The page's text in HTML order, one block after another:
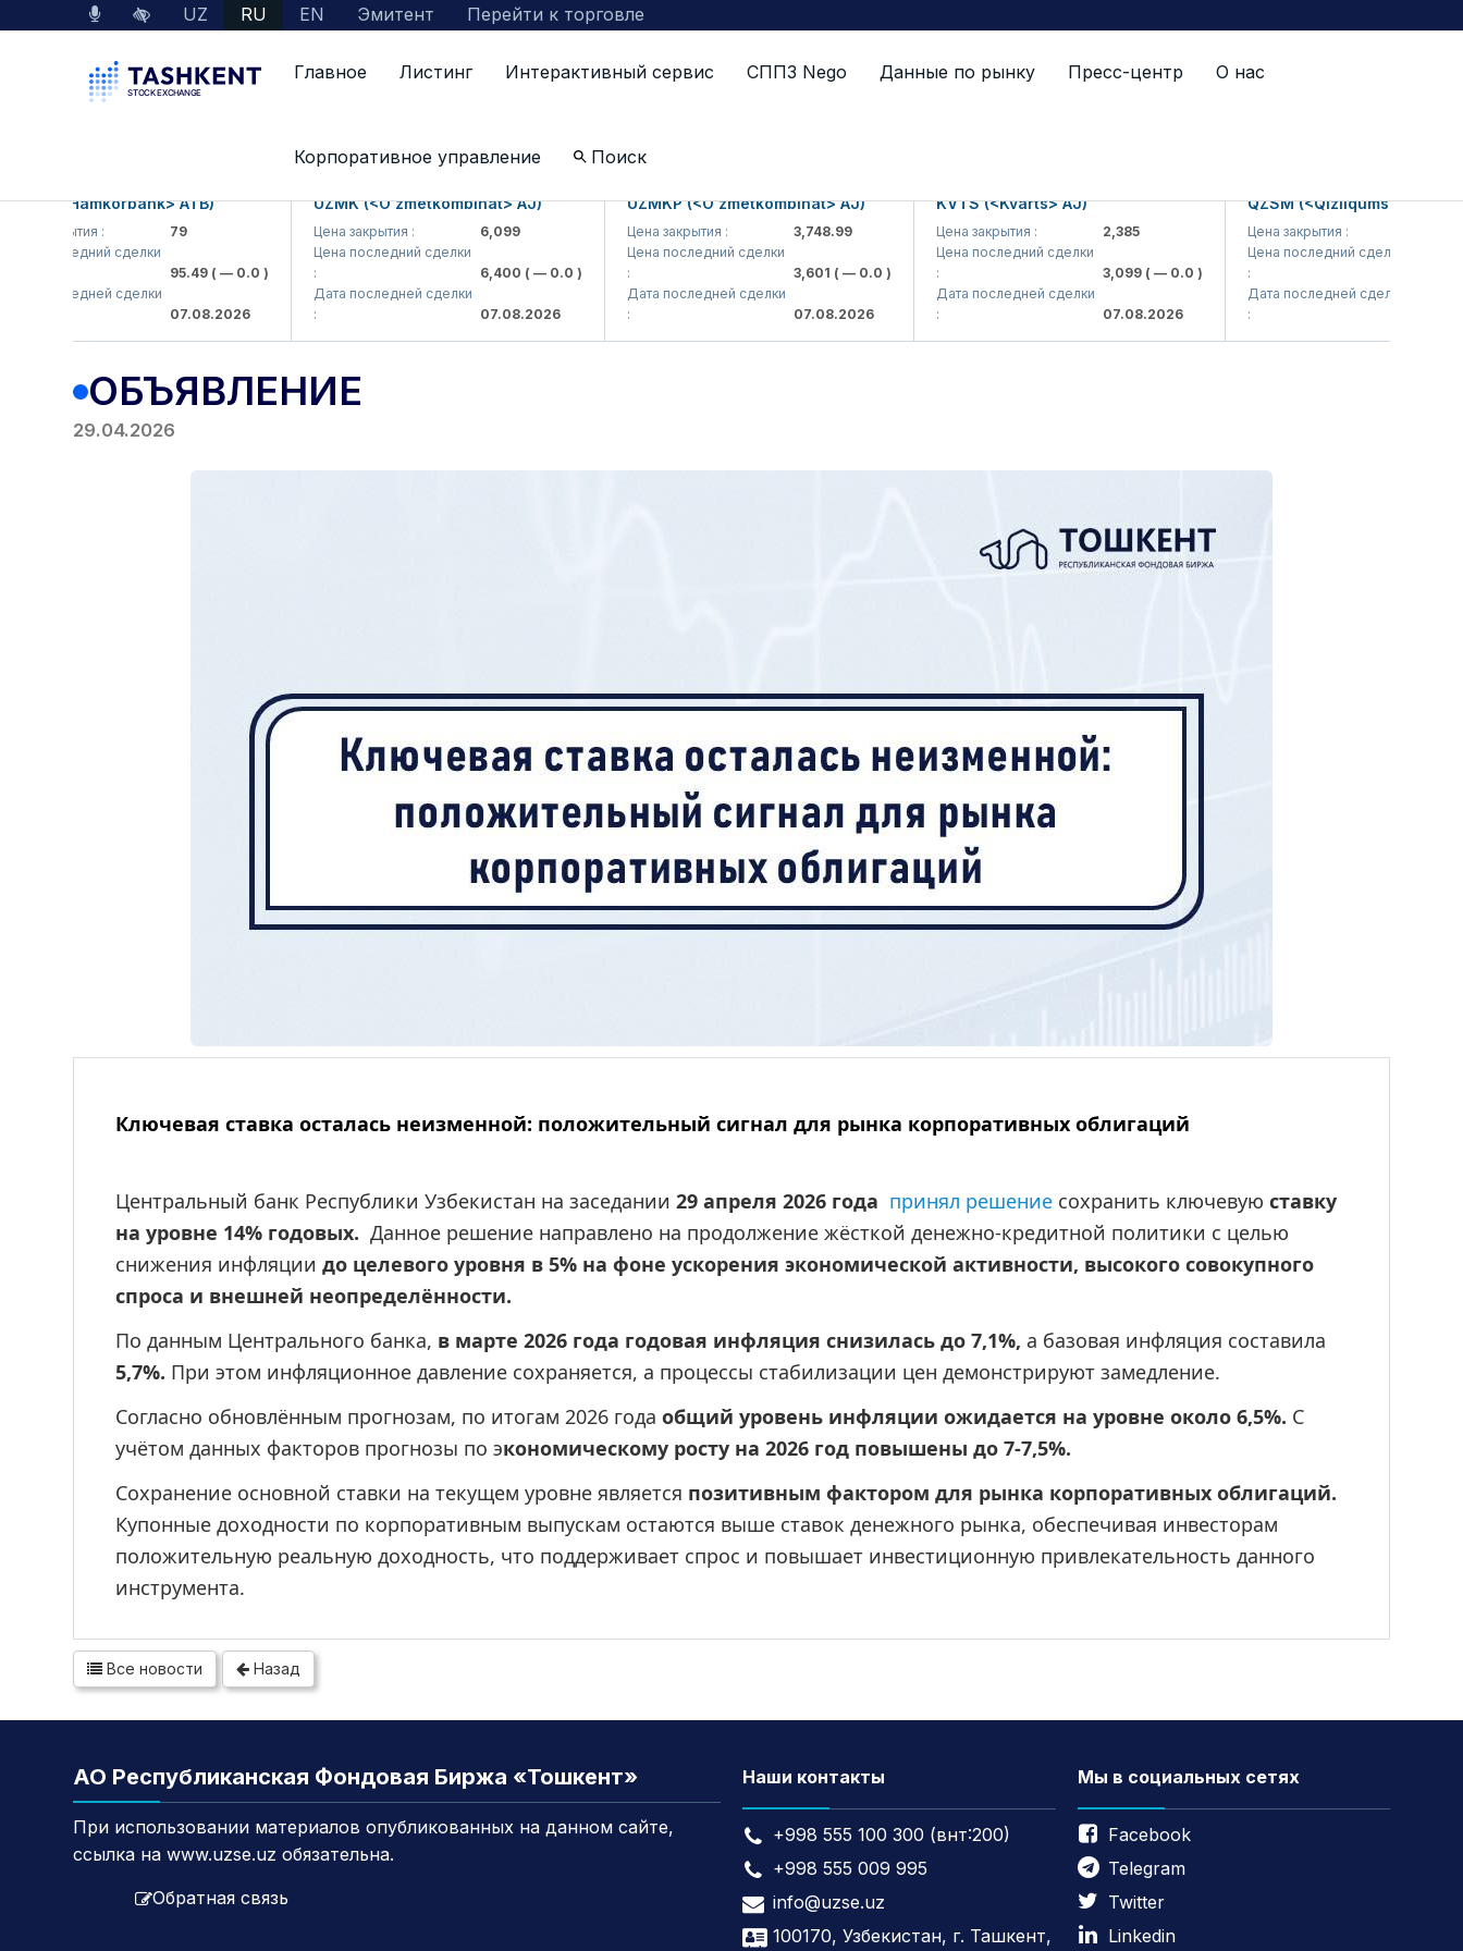
UZ RU EN Эмитент Перейти к торговле
Главное Листинг Интерактивный сервис СППЗ Nego Данные по рынку Пресс-центр О нас
Корпоративное управление Поиск
Объявления ОБЪЯВЛЕНИЕ
(<Hamkorbank> ATB)
закрытия :
79
последний сделки
95.49( — 0.0 )
последней сделки
07.08.2026
UZMK (<O'zmetkombinat> AJ)
Цена закрытия :
6,099
Цена последний сделки
6,400( — 0.0 )
Дата последней сделки
07.08.2026
UZMKP (<O'zmetkombinat> AJ)
Цена закрытия :
3,748.99
Цена последний сделки
3,601( — 0.0 )
Дата последней сделки
07.08.2026
KVTS (<Kvarts> AJ)
Цена закрытия :
2,385
Цена последний сделки
3,099( — 0.0 )
Дата последней сделки
07.08.2026
QZSM (<Qizilqumsement> AJ)
Цена закрытия :
Цена последний сделки
Дата последней сделки
ОБЪЯВЛЕНИЕ
29.04.2026
Ключевая ставка осталась неизменной: положительный сигнал для рынка корпоративных облигаций
Центральный банк Республики Узбекистан на заседании 29 апреля 2026 года принял решение сохранить ключевую ставку
на уровне 14% годовых. Данное решение направлено на продолжение жёсткой денежно-кредитной политики с целью
снижения инфляции до целевого уровня в 5% на фоне ускорения экономической активности, высокого совокупного
спроса и внешней неопределённости.
По данным Центрального банка, в марте 2026 года годовая инфляция снизилась до 7,1%,
5,7%. При этом инфляционное давление сохраняется, а процессы стабилизации цен демонстрируют замедление.
Согласно обновлённым прогнозам, по итогам 2026 года общий уровень инфляции ожидается на уровне около 6,5%. С
учётом данных факторов прогнозы по экономическому росту на 2026 год повышены до 7-7,5%.
Сохранение основной ставки на текущем уровне является позитивным фактором для рынка корпоративных облигаций.
Купонные доходности по корпоративным выпускам остаются выше ставок денежного рынка, обеспечивая инвесторам
положительную реальную доходность, что поддерживает спрос и повышает инвестиционную привлекательность данного
инструмента.
Все новости Назад
АО Республиканская Фондовая Биржа «Тошкент»
При использовании материалов опубликованных на данном сайте,
ссылка на www.uzse.uz обязательна.
Обратная связь
Наши контакты
+998 555 100 300 (внт:200)
+998 555 009 995
info@uzse.uz
100170, Узбекистан, г. Ташкент,
Мы в социальных сетях
Facebook
Telegram
Twitter
Linkedin